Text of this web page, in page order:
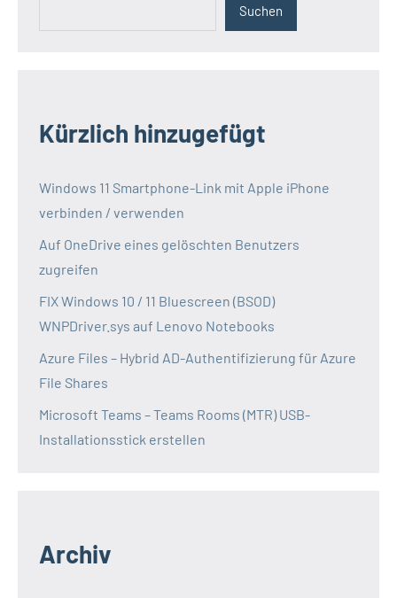
Suchen
Kürzlich hinzugefügt
Windows 11 Smartphone-Link mit Apple iPhone
verbinden / verwenden
Auf OneDrive eines gelöschten Benutzers
zugreifen
FIX Windows 10 / 11 Bluescreen (BSOD)
WNPDriver.sys auf Lenovo Notebooks
Azure Files – Hybrid AD-Authentifizierung für Azure
File Shares
Microsoft Teams – Teams Rooms (MTR) USB-
Installationsstick erstellen
Archiv